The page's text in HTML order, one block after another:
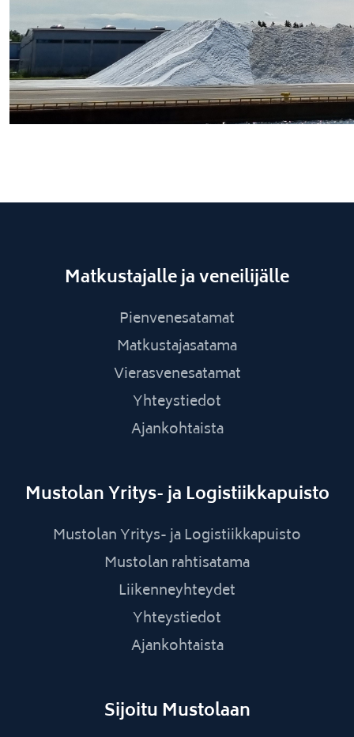
Matkustajalle ja veneilijälle
Pienvenesatamat
Matkustajasatama
Vierasvenesatamat
Yhteystiedot
Ajankohtaista
Mustolan Yritys- ja Logistiikkapuisto
Mustolan Yritys- ja Logistiikkapuisto
Mustolan rahtisatama
Liikenneyhteydet
Yhteystiedot
Ajankohtaista
Sijoitu Mustolaan